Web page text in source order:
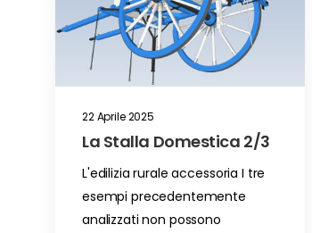
22 Aprile 2025
La Stalla Domestica 2/3
L'edilizia rurale accessoria I tre
esempi precedentemente
analizzati non possono